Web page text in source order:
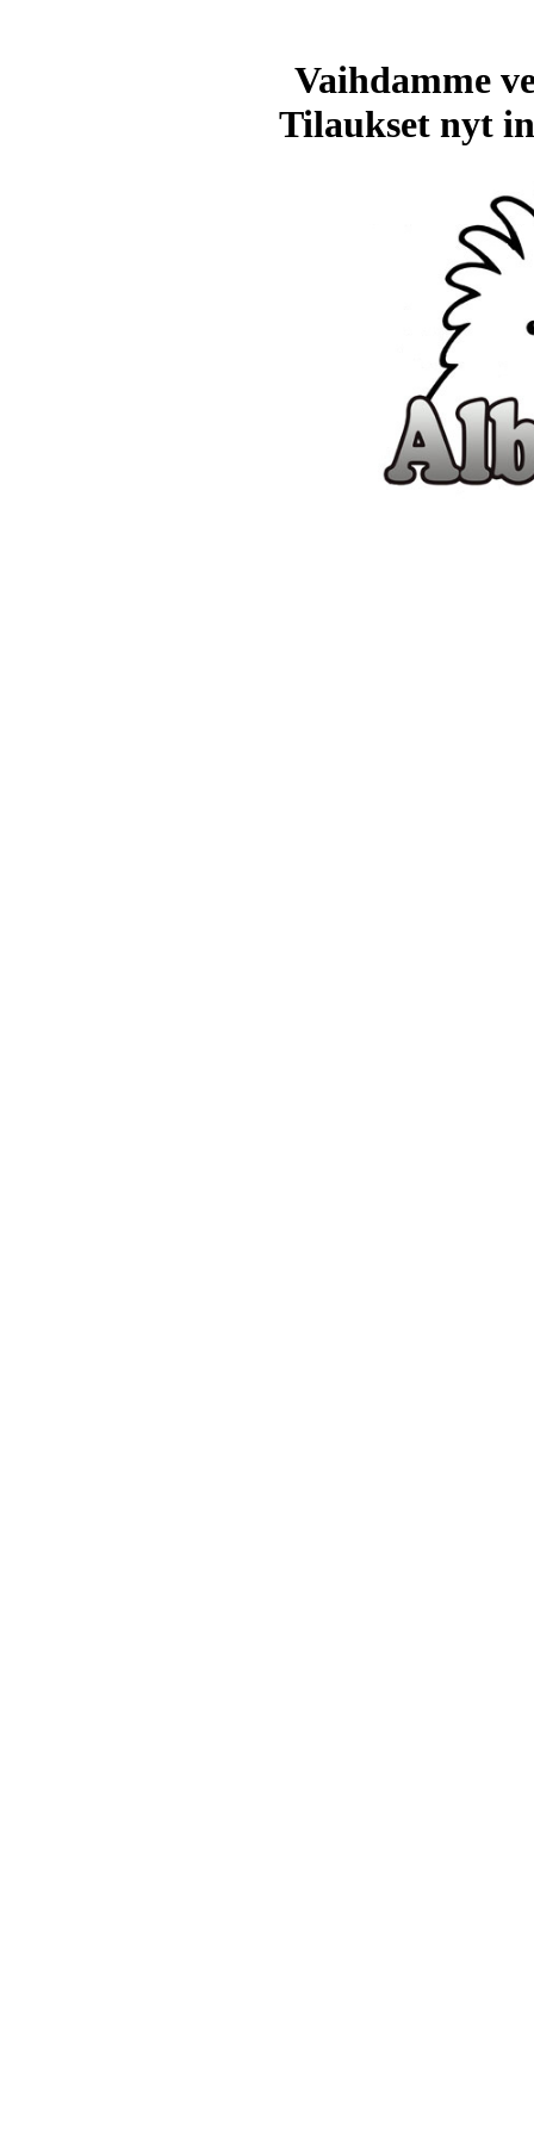
Vaihdamme
Tilaukset nyt